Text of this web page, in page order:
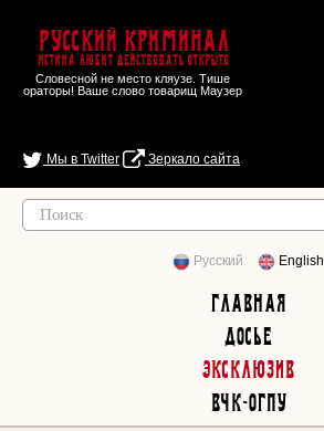
Русский Криминал
Истина любит действовать открыто
Словесной не место кляузе. Тише
ораторы! Ваше слово товарищ Маузер
Мы в Twitter Зеркало сайта
Русский English
Главная
Досье
Эксклюзив
ВЧК-ОГПУ